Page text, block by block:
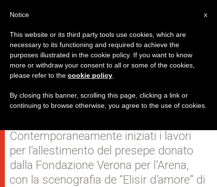
Giunto in piazza San Pietro
l'albero di Natale donato dalla
Calabria
Contemporaneamente iniziati i lavori
per l’allestimento del presepe donato
dalla Fondazione Verona per l’Arena,
con la scenografia de “Elisir d’amore” di
x
Notice
This website or its third party tools use cookies, which are
necessary to its functioning and required to achieve the
purposes illustrated in the cookie policy. If you want to know
more or withdraw your consent to all or some of the cookies,
please refer to the cookie policy
By closing this banner, scrolling this page, clicking a link or
continuing to browse otherwise, you agree to the use of cookies.